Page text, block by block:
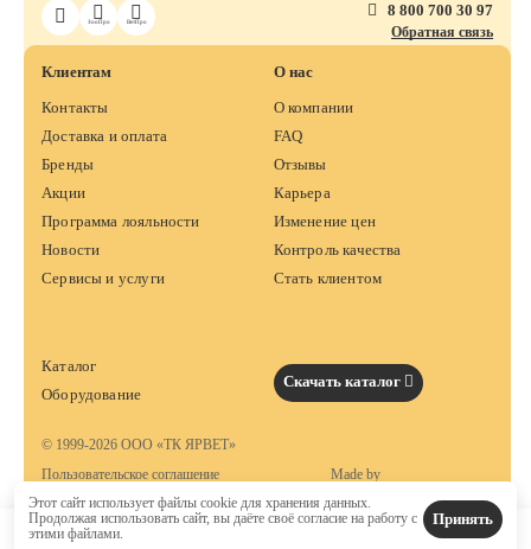
ЗооПро ВетПро
8 800 700 30 97
Обратная связь
Клиентам
Контакты
Доставка и оплата
Бренды
Акции
Программа лояльности
Новости
Сервисы и услуги
О нас
О компании
FAQ
Отзывы
Карьера
Изменение цен
Контроль качества
Стать клиентом
Каталог
Оборудование
Скачать каталог
© 1999-2026 ООО «ТК ЯРВЕТ»
Пользовательское соглашение
Made by
Этот сайт использует файлы cookie для хранения данных.
Продолжая использовать сайт, вы даёте своё согласие на работу с
этими файлами.
Принять